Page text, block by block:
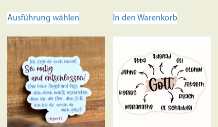
Ausführung wählen
mehrere
Varianten
auf.
Die
Optionen
können
auf
In den Warenkorb